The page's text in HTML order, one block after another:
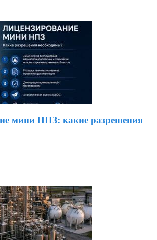
мини НПЗ: какие разрешения